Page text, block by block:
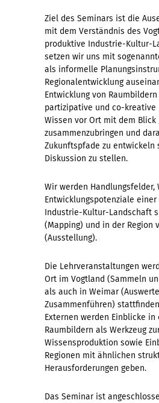
Ziel des Seminars ist die
mit dem Verständnis des
produktive Industrie-Kultur-
setzen wir uns mit
als informelle
Regionalentwicklung
Entwicklung von
partizipative und co-kreative
Wissen vor Ort mit dem Blick
zusammenzubringen und
Zukunftspfade zu entwickeln
Diskussion zu stellen.
Wir werden Handlungsfelder,
Entwicklungspotenziale
Industrie-Kultur-Landschaft
(Mapping) und in der Region
(Ausstellung).
Die Lehrveranstaltungen
Ort im Vogtland (Sammeln
als auch in Weimar
Zusammenführen)
Externen werden Einblicke in
Raumbildern als Werkzeug
Wissensproduktion sowie
Regionen mit ähnlichen
Herausforderungen geben.
Das Seminar ist